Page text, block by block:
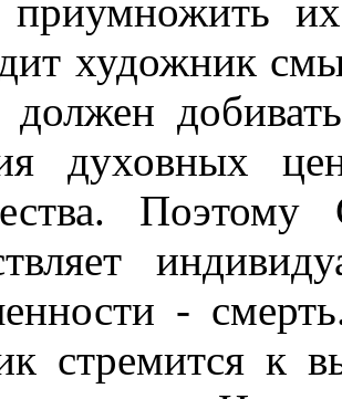
приумножить
художник
должен
духовных
-
стремится к